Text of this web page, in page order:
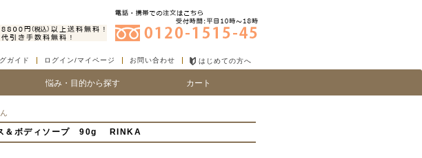
ガイド ログイン/マイページ お問い合わせ はじめての方へ
悩み・目的から探す カート
＆ボディソープ 90g RINKA